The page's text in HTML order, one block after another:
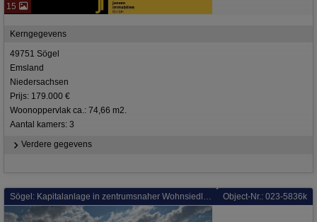
15
Kerngegevens
49751 Sögel
Emsland
Niedersachsen
Prijs: 179.000 €
Woonoppervlak ca.: 74,66 m2.
Aantal kamers: 3
Verdere gegevens
Sögel: Kapitalanlage in zentrumsnaher Wohnsiedlung! Energieeffizienzklasse A+! Object-Nr.: 023-5836k